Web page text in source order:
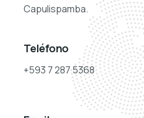
Capulispamba.
Teléfono
+593 7 287 5368